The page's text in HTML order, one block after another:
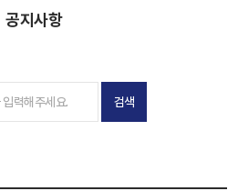
공지사항
검색